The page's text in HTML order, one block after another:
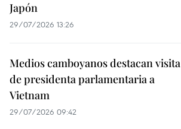
Japón
29/07/2026 13:26
Medios camboyanos destacan visita
de presidenta parlamentaria a
Vietnam
29/07/2026 09:42